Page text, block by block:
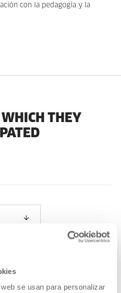
se usan para personalizar
con la pedagogía y la
THEY
EN